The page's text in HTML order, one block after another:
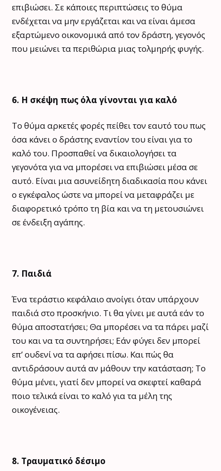
επιβιώσει. Σε κάποιες περιπτώσεις το θύμα
ενδέχεται να μην εργάζεται και να είναι άμεσα
εξαρτώμενο οικονομικά από τον δράστη, γεγονός
που μειώνει τα περιθώρια μιας τολμηρής φυγής.
6. Η σκέψη πως όλα γίνονται για καλό
Το θύμα αρκετές φορές πείθει τον εαυτό του πως
όσα κάνει ο δράστης εναντίον του είναι για το
καλό του. Προσπαθεί να δικαιολογήσει τα
γεγονότα για να μπορέσει να επιβιώσει μέσα σε
αυτό. Είναι μια ασυνείδητη διαδικασία που κάνει
ο εγκέφαλος ώστε να μπορεί να μεταφράζει με
διαφορετικό τρόπο τη βία και να τη μετουσιώνει
σε ένδειξη αγάπης.
7. Παιδιά
Ένα τεράστιο κεφάλαιο ανοίγει όταν υπάρχουν
παιδιά στο προσκήνιο. Τι θα γίνει με αυτά εάν το
θύμα αποστατήσει; Θα μπορέσει να τα πάρει μαζί
του και να τα συντηρήσει; Εάν φύγει δεν μπορεί
επ’ ουδενί να τα αφήσει πίσω. Και πώς θα
αντιδράσουν αυτά αν μάθουν την κατάσταση; Το
θύμα μένει, γιατί δεν μπορεί να σκεφτεί καθαρά
ποιο τελικά είναι το καλό για τα μέλη της
οικογένειας.
8. Τραυματικό δέσιμο